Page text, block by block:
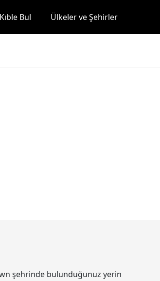
Kıble Bul Ülkeler ve Şehirler
şehrinde bulunduğunuz yerin